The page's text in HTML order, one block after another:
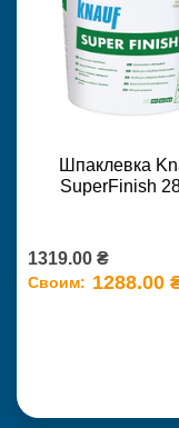
Шпаклевка
SuperFinish
1319.00 ₴
Своим: 1288.00